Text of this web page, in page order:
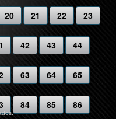
20 21 22 23
42 43 44
63 64 65
84 85 86